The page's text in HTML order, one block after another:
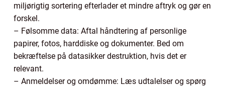
miljørigtig sortering efterlader et mindre aftryk og gør en
forskel.
– Følsomme data: Aftal håndtering af personlige
papirer, fotos, harddiske og dokumenter. Bed om
bekræftelse på datasikker destruktion, hvis det er
relevant.
– Anmeldelser og omdømme: Læs udtalelser og spørg